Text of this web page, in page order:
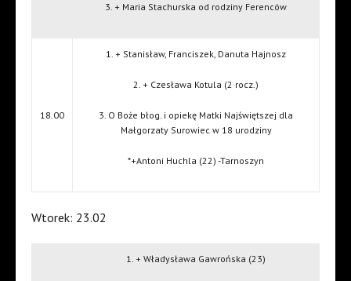
3. + Maria Stachurska od rodziny Ferenców
18.00
1. + Stanisław, Franciszek, Danuta Hajnosz
2. + Czesława Kotula (2 rocz.)
3. O Boże błog. i opiekę Matki Najświętszej dla
Małgorzaty Surowiec w 18 urodziny
*+Antoni Huchla (22) -Tarnoszyn
Wtorek: 23.02
1. + Władysława Gawrońska (23)